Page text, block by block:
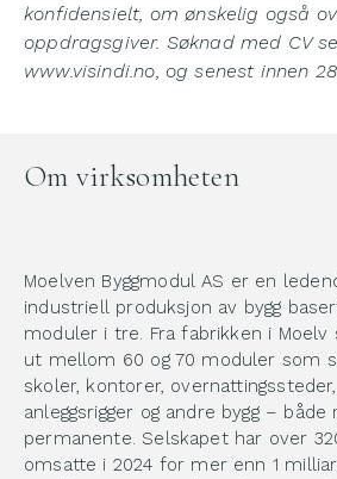
konfidensielt, om ønskelig også
oppdragsgiver. Søknad med CV
www.visindi.no, og senest innen
Om virksomheten
Moelven Byggmodul AS er en
industriell produksjon av bygg
moduler i tre. Fra fabrikken i
ut mellom 60 og 70 moduler som
skoler, kontorer,
anleggsrigger og andre bygg – både
permanente. Selskapet har over
omsatte i 2024 for mer enn 1